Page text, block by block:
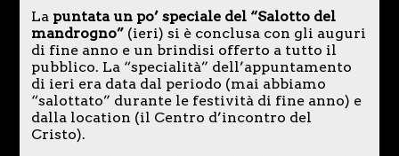
La puntata un po’ speciale del “Salotto del
mandrogno”(ieri) si è conclusa con gli auguri
di fine anno e un brindisi offerto a tutto il
pubblico. La “specialità” dell’appuntamento
di ieri era data dal periodo (mai abbiamo
“salottato” durante le festività di fine anno) e
dalla location (il Centro d’incontro del
Cristo).